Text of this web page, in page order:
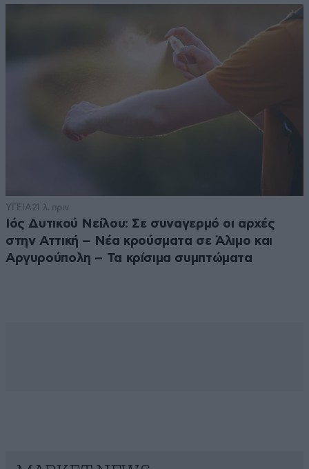
ΥΓΕΙΑ21 λ. πριν
Ιός Δυτικού Νείλου: Σε συναγερμό οι αρχές
στην Αττική – Νέα κρούσματα σε Άλιμο και
Αργυρούπολη – Τα κρίσιμα συμπτώματα